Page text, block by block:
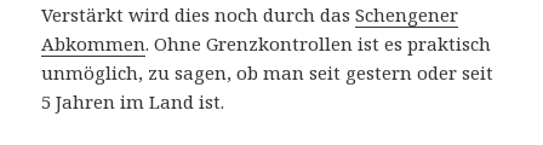
Verstärkt wird dies noch durch dasSchengener
Abkommen. Ohne Grenzkontrollen ist es praktisch
unmöglich, zu sagen, ob man seit gestern oder seit
5 Jahren im Land ist.